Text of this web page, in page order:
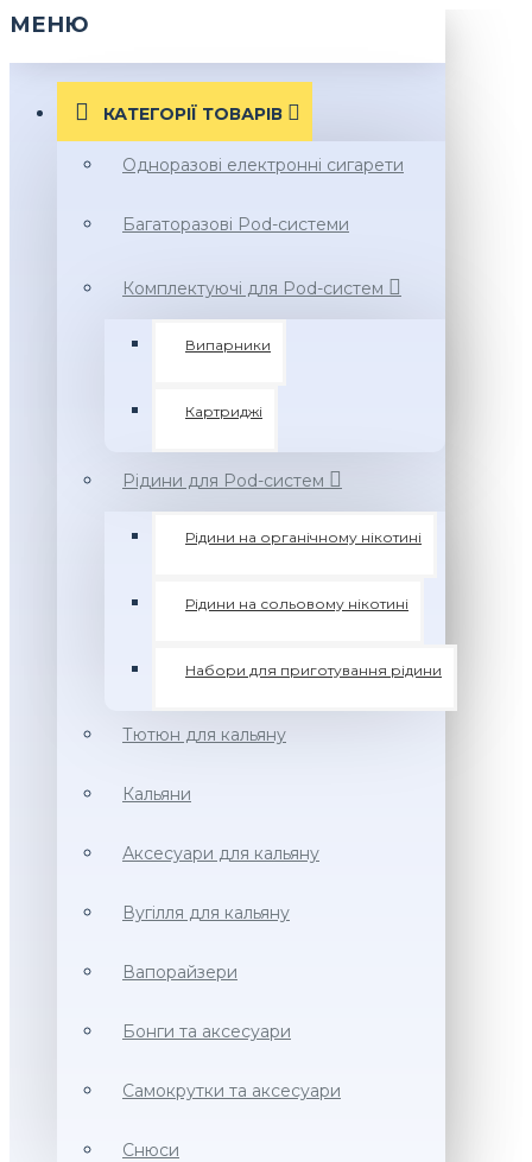
МЕНЮ
КАТЕГОРІЇ ТОВАРIВ
Одноразові електронні сигарети
Багаторазові Pod-системи
Комплектуючі для Pod-систем
Випарники
Картриджі
Рідини для Pod-систем
Рідини на органічному нікотині
Рідини на сольовому нікотині
Набори для приготування рідини
Тютюн для кальяну
Кальяни
Аксесуари для кальяну
Вугілля для кальяну
Вапорайзери
Бонги та аксесуари
Самокрутки та аксесуари
Снюси